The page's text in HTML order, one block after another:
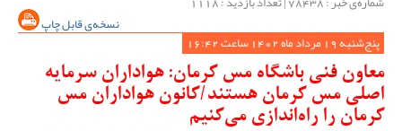
نسخه‌ی قابل چاپ
پنج‌شنبه 19 مرداد ماه 1402 ساعت 16:42
معاون فنی باشگاه مس کرمان: هواداران سرمایه
اصلی مس کرمان هستند/کانون هواداران مس
کرمان را راه‌اندازی می‌کنیم